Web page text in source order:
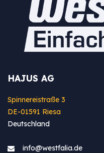
HAJUS AG
Spinnereistraße 3
DE-01591 Riesa
Deutschland
info@westfa​lia.de